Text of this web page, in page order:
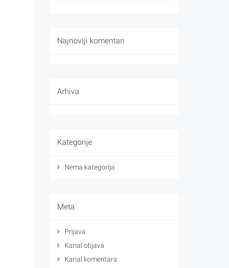
Najnoviji komentari
Arhiva
Kategorije
Nema kategorija
Meta
Prijava
Kanal objava
Kanal komentara